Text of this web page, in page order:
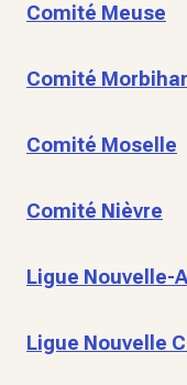
Comité Meuse
Comité
Comité Moselle
Comité Nièvre
Ligue Nouvelle-
Ligue Nouvelle